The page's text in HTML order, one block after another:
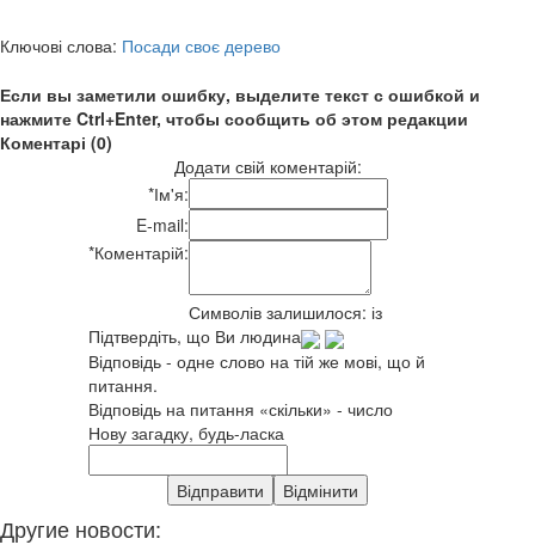
Ключові слова: Посади своє дерево
Если вы заметили ошибку, выделите текст с ошибкой и
нажмите Ctrl+Enter, чтобы сообщить об этом редакции
Коментарі (0)
Додати свій коментарій:
*Ім'я:
E-mail:
*Коментарій:
Символів залишилося: із
Підтвердіть, що Ви людина
Відповідь - одне слово на тій же мові, що й
питання.
Відповідь на питання «скільки» - число
Нову загадку, будь-ласка
Другие новости: